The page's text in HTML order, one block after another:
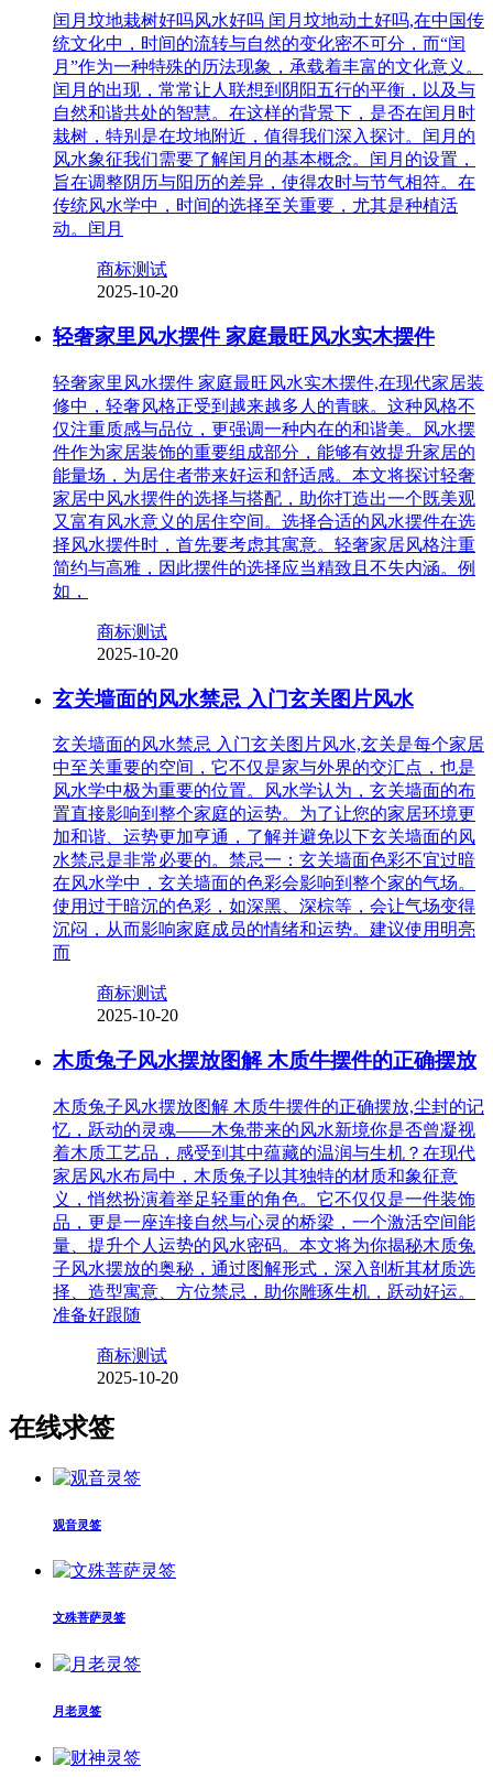
闰月坟地栽树好吗风水好吗 闰月坟地动土好吗,在中国传
统文化中，时间的流转与自然的变化密不可分，而“闰
月”作为一种特殊的历法现象，承载着丰富的文化意义。
闰月的出现，常常让人联想到阴阳五行的平衡，以及与
自然和谐共处的智慧。在这样的背景下，是否在闰月时
栽树，特别是在坟地附近，值得我们深入探讨。闰月的
风水象征我们需要了解闰月的基本概念。闰月的设置，
旨在调整阴历与阳历的差异，使得农时与节气相符。在
传统风水学中，时间的选择至关重要，尤其是种植活
动。闰月
商标测试
2025-10-20
轻奢家里风水摆件 家庭最旺风水实木摆件
轻奢家里风水摆件 家庭最旺风水实木摆件,在现代家居装
修中，轻奢风格正受到越来越多人的青睐。这种风格不
仅注重质感与品位，更强调一种内在的和谐美。风水摆
件作为家居装饰的重要组成部分，能够有效提升家居的
能量场，为居住者带来好运和舒适感。本文将探讨轻奢
家居中风水摆件的选择与搭配，助你打造出一个既美观
又富有风水意义的居住空间。选择合适的风水摆件在选
择风水摆件时，首先要考虑其寓意。轻奢家居风格注重
简约与高雅，因此摆件的选择应当精致且不失内涵。例
如，
商标测试
2025-10-20
玄关墙面的风水禁忌 入门玄关图片风水
玄关墙面的风水禁忌 入门玄关图片风水,玄关是每个家居
中至关重要的空间，它不仅是家与外界的交汇点，也是
风水学中极为重要的位置。风水学认为，玄关墙面的布
置直接影响到整个家庭的运势。为了让您的家居环境更
加和谐、运势更加亨通，了解并避免以下玄关墙面的风
水禁忌是非常必要的。禁忌一：玄关墙面色彩不宜过暗
在风水学中，玄关墙面的色彩会影响到整个家的气场。
使用过于暗沉的色彩，如深黑、深棕等，会让气场变得
沉闷，从而影响家庭成员的情绪和运势。建议使用明亮
而
商标测试
2025-10-20
木质兔子风水摆放图解 木质牛摆件的正确摆放
木质兔子风水摆放图解 木质牛摆件的正确摆放,尘封的记
忆，跃动的灵魂——木兔带来的风水新境你是否曾凝视
着木质工艺品，感受到其中蕴藏的温润与生机？在现代
家居风水布局中，木质兔子以其独特的材质和象征意
义，悄然扮演着举足轻重的角色。它不仅仅是一件装饰
品，更是一座连接自然与心灵的桥梁，一个激活空间能
量、提升个人运势的风水密码。本文将为你揭秘木质兔
子风水摆放的奥秘，通过图解形式，深入剖析其材质选
择、造型寓意、方位禁忌，助你雕琢生机，跃动好运。
准备好跟随
商标测试
2025-10-20
在线求签
观音灵签
文殊菩萨灵签
月老灵签